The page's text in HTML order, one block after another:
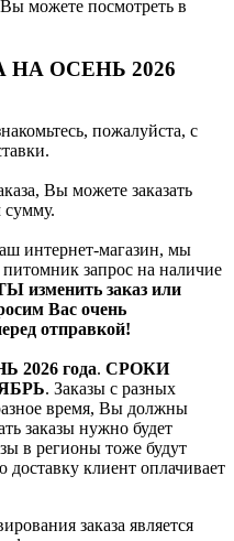
можете посмотреть в
ОСЕНЬ 2026
пожалуйста, с
Вы можете заказать
интернет-магазин, мы
запрос на наличие
изменить заказ или
Вас очень
отправкой!
2026 года. СРОКИ
. Заказы с разных
время, Вы должны
заказы нужно будет
в регионы тоже будут
клиент оплачивает
заказа является